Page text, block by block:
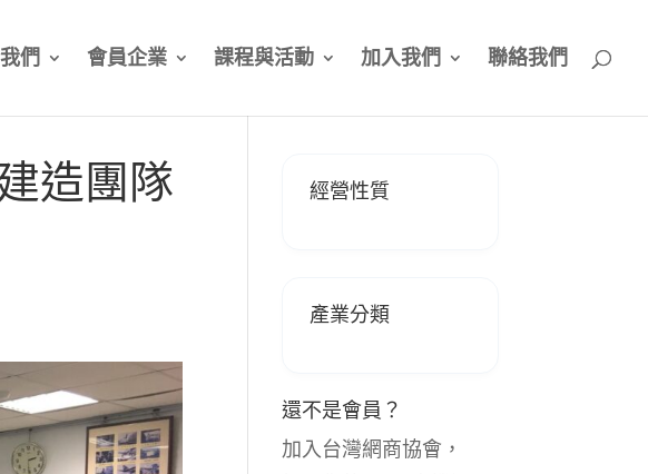
們 會員企業 課程與活動 加入我們 聯絡我們
造團隊
經營性質
產業分類
還不是會員？
加入台灣網商協會，